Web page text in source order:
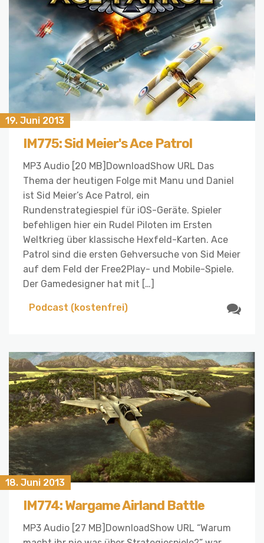
19. Juni 2013
IM775: Sid Meier's Ace Patrol
MP3 Audio [20 MB]DownloadShow URL Das
Thema der heutigen Folge mit Manu und Daniel
ist Sid Meier’s Ace Patrol, ein
Rundenstrategiespiel für iOS-Geräte. Spieler
befehligen hier ein Rudel Piloten im Ersten
Weltkrieg über klassische Hexfeld-Karten. Ace
Patrol sind die ersten Gehversuche von Sid Meier
auf dem Feld der Free2Play- und Mobile-Spiele.
Der Gamedesigner hat mit […]
Podcast (kostenfrei)
18. Juni 2013
IM774: Wargame Airland Battle
MP3 Audio [27 MB]DownloadShow URL “Warum